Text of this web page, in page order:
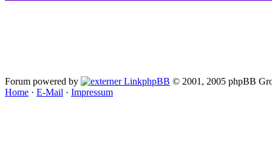
Forum powered by phpBB © 2001, 2005 phpBB
Home · E-Mail · Impressum